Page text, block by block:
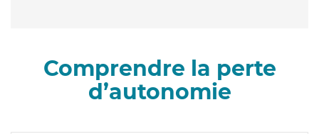
Comprendre la perte
d’autonomie